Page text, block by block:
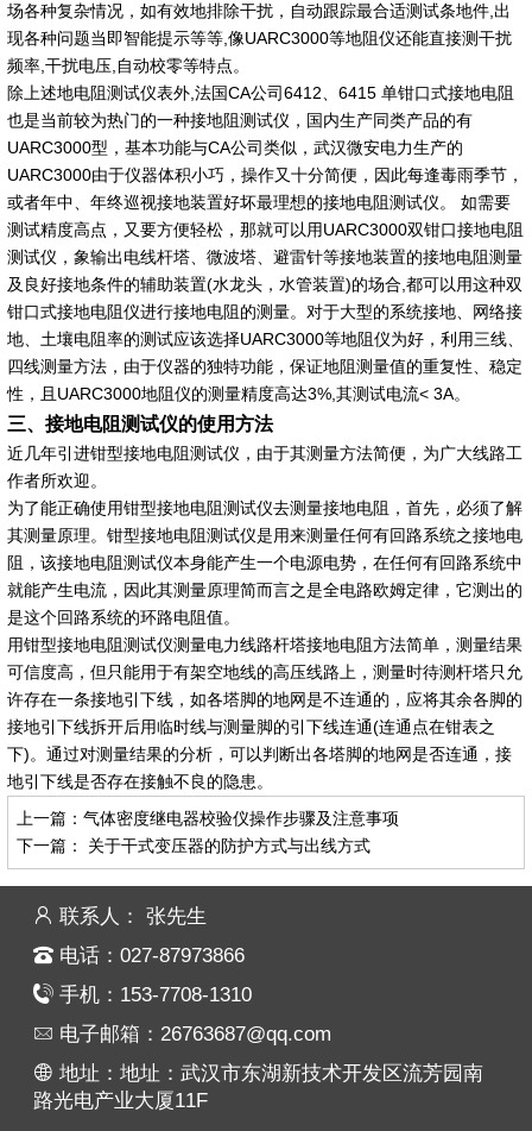
场各种复杂情况，如有效地排除干扰，自动跟踪最合适测试条地件,出
现各种问题当即智能提示等等,像UARC3000等地阻仪还能直接测干扰
频率,干扰电压,自动校零等特点。
除上述地电阻测试仪表外,法国CA公司6412、6415 单钳口式接地电阻
也是当前较为热门的一种接地阻测试仪，国内生产同类产品的有
UARC3000型，基本功能与CA公司类似，武汉微安电力生产的
UARC3000由于仪器体积小巧，操作又十分简便，因此每逢毒雨季节，
或者年中、年终巡视接地装置好坏最理想的接地电阻测试仪。 如需要
测试精度高点，又要方便轻松，那就可以用UARC3000双钳口接地电阻
测试仪，象输出电线杆塔、微波塔、避雷针等接地装置的接地电阻测量
及良好接地条件的辅助装置(水龙头，水管装置)的场合,都可以用这种双
钳口式接地电阻仪进行接地电阻的测量。对于大型的系统接地、网络接
地、土壤电阻率的测试应该选择UARC3000等地阻仪为好，利用三线、
四线测量方法，由于仪器的独特功能，保证地阻测量值的重复性、稳定
性，且UARC3000地阻仪的测量精度高达3%,其测试电流< 3A。
三、接地电阻测试仪的使用方法
近几年引进钳型接地电阻测试仪，由于其测量方法简便，为广大线路工
作者所欢迎。
为了能正确使用钳型接地电阻测试仪去测量接地电阻，首先，必须了解
其测量原理。钳型接地电阻测试仪是用来测量任何有回路系统之接地电
阻，该接地电阻测试仪本身能产生一个电源电势，在任何有回路系统中
就能产生电流，因此其测量原理简而言之是全电路欧姆定律，它测出的
是这个回路系统的环路电阻值。
用钳型接地电阻测试仪测量电力线路杆塔接地电阻方法简单，测量结果
可信度高，但只能用于有架空地线的高压线路上，测量时待测杆塔只允
许存在一条接地引下线，如各塔脚的地网是不连通的，应将其余各脚的
接地引下线拆开后用临时线与测量脚的引下线连通(连通点在钳表之
下)。通过对测量结果的分析，可以判断出各塔脚的地网是否连通，接
地引下线是否存在接触不良的隐患。
上一篇： 气体密度继电器校验仪操作步骤及注意事项
下一篇：
关于干式变压器的防护方式与出线方式
联系人： 张先生
电话：027-87973866
手机：153-7708-1310
电子邮箱：26763687@qq.com
地址：地址：武汉市东湖新技术开发区流芳园南
路光电产业大厦11F